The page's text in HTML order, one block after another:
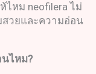
ไหม neofilera ไม่
วยและความอ่อน
นไหม?